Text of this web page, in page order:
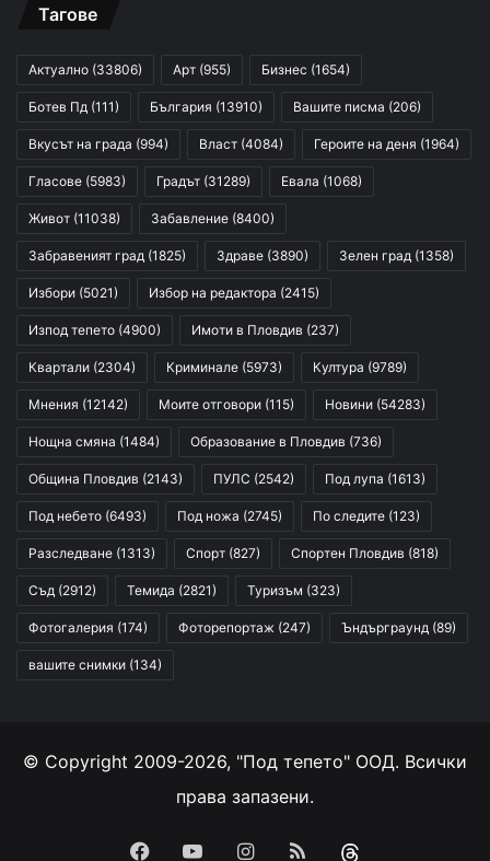
Тагове
Актуално (33806) Арт (955) Бизнес (1654)
Ботев Пд (111) България (13910) Вашите писма (206)
Вкусът на града (994) Власт (4084) Героите на деня (1964)
Гласове (5983) Градът (31289) Евала (1068)
Живот (11038) Забавление (8400)
Забравеният град (1825) Здраве (3890) Зелен град (1358)
Избори (5021) Избор на редактора (2415)
Изпод тепето (4900) Имоти в Пловдив (237)
Квартали (2304) Криминале (5973) Култура (9789)
Мнения (12142) Моите отговори (115) Новини (54283)
Нощна смяна (1484) Образование в Пловдив (736)
Община Пловдив (2143) ПУЛС (2542) Под лупа (1613)
Под небето (6493) Под ножа (2745) По следите (123)
Разследване (1313) Спорт (827) Спортен Пловдив (818)
Съд (2912) Темида (2821) Туризъм (323)
Фотогалерия (174) Фоторепортаж (247) Ъндърграунд (89)
вашите снимки (134)
© Copyright 2009-2026, "Под тепето" ООД. Всички
права запазени.
Facebook
YouTubeInstagram
RSS